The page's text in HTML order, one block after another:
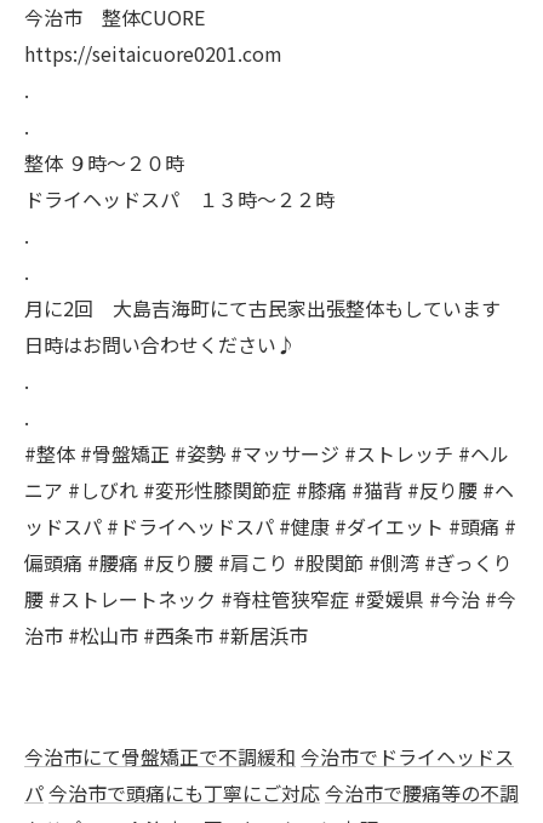
今治市 整体CUORE
https://seitaicuore0201.com
.
.
整体 ９時〜２０時
ドライヘッドスパ １３時〜２２時
.
.
月に2回 大島吉海町にて古民家出張整体もしています
日時はお問い合わせください♪
.
.
#整体 #骨盤矯正 #姿勢 #マッサージ #ストレッチ #ヘル
ニア #しびれ #変形性膝関節症 #膝痛 #猫背 #反り腰 #ヘ
ッドスパ #ドライヘッドスパ #健康 #ダイエット #頭痛 #
偏頭痛 #腰痛 #反り腰 #肩こり #股関節 #側湾 #ぎっくり
腰 #ストレートネック #脊柱管狭窄症 #愛媛県 #今治 #今
治市 #松山市 #西条市 #新居浜市
今治市にて骨盤矯正で不調緩和 今治市でドライヘッドス
パ今治市で頭痛にも丁寧にご対応今治市で腰痛等の不調